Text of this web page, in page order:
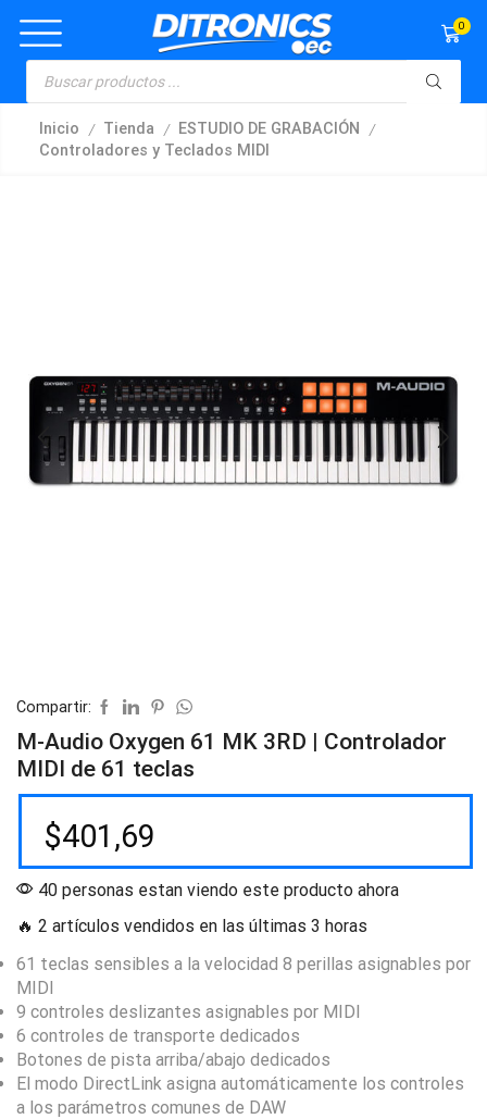
0
Inicio / Tienda / ESTUDIO DE GRABACIÓN /
Controladores y Teclados MIDI
Compartir:
M-Audio Oxygen 61 MK 3RD | Controlador
MIDI de 61 teclas
$401,69
40 personas estan viendo este producto ahora
🔥 2 artículos vendidos en las últimas 3 horas
61 teclas sensibles a la velocidad 8 perillas asignables por
MIDI
9 controles deslizantes asignables por MIDI
6 controles de transporte dedicados
Botones de pista arriba/abajo dedicados
El modo DirectLink asigna automáticamente los controles
a los parámetros comunes de DAW